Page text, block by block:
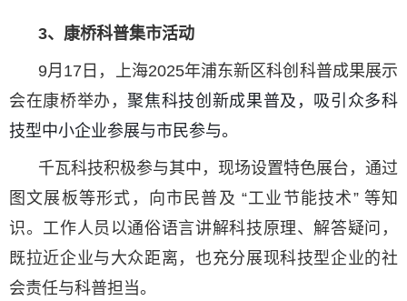
3、 康桥科普集市活动
9月17日，上海2025年浦东新区科创科普成果展示
会在康桥举办，聚焦科技创新成果普及，吸引众多科
技型中小企业参展与市民参与。
千瓦科技积极参与其中，现场设置特色展台，通过
图文展板等形式，向市民普及 “工业节能技术” 等知
识。工作人员以通俗语言讲解科技原理、解答疑问，
既拉近企业与大众距离，也充分展现科技型企业的社
会责任与科普担当。